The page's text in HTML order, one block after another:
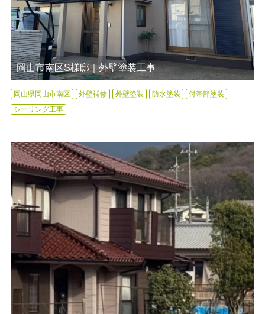
岡山市南区S様邸｜外壁塗装工事
岡山県岡山市南区 外壁補修 外壁塗装 防水塗装
付帯部塗装
シーリング工事